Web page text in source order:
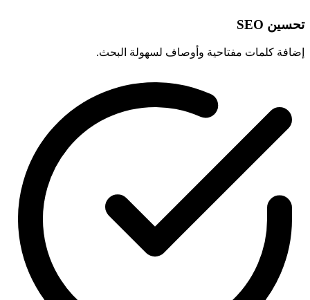
تحسين SEO
إضافة كلمات مفتاحية وأوصاف لسهولة البحث.